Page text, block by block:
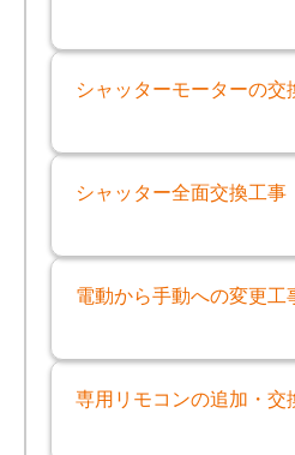
シャッターモーターの交
シャッター全面交換工事
電動から手動への変更工
専用リモコンの追加・交